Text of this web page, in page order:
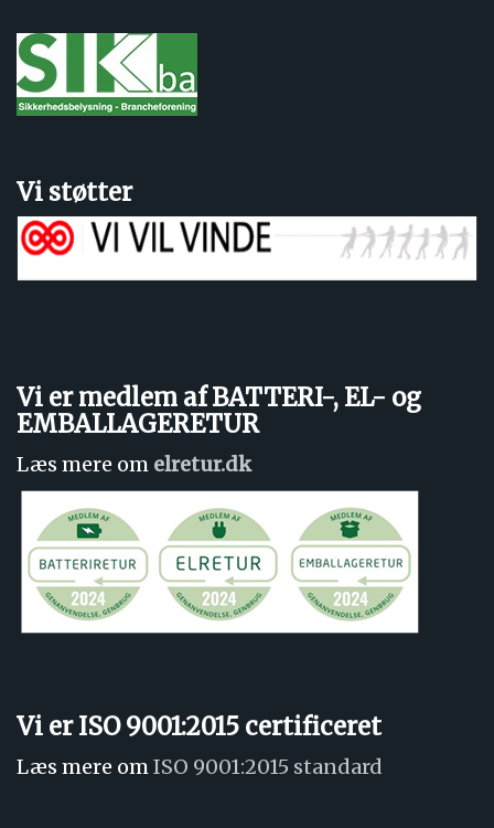
Vi støtter
Vi er medlem af BATTERI-, EL- og
EMBALLAGERETUR
Læs mere om elretur.dk
Vi er ISO 9001:2015 certificeret
Læs mere om ISO 9001:2015 standard